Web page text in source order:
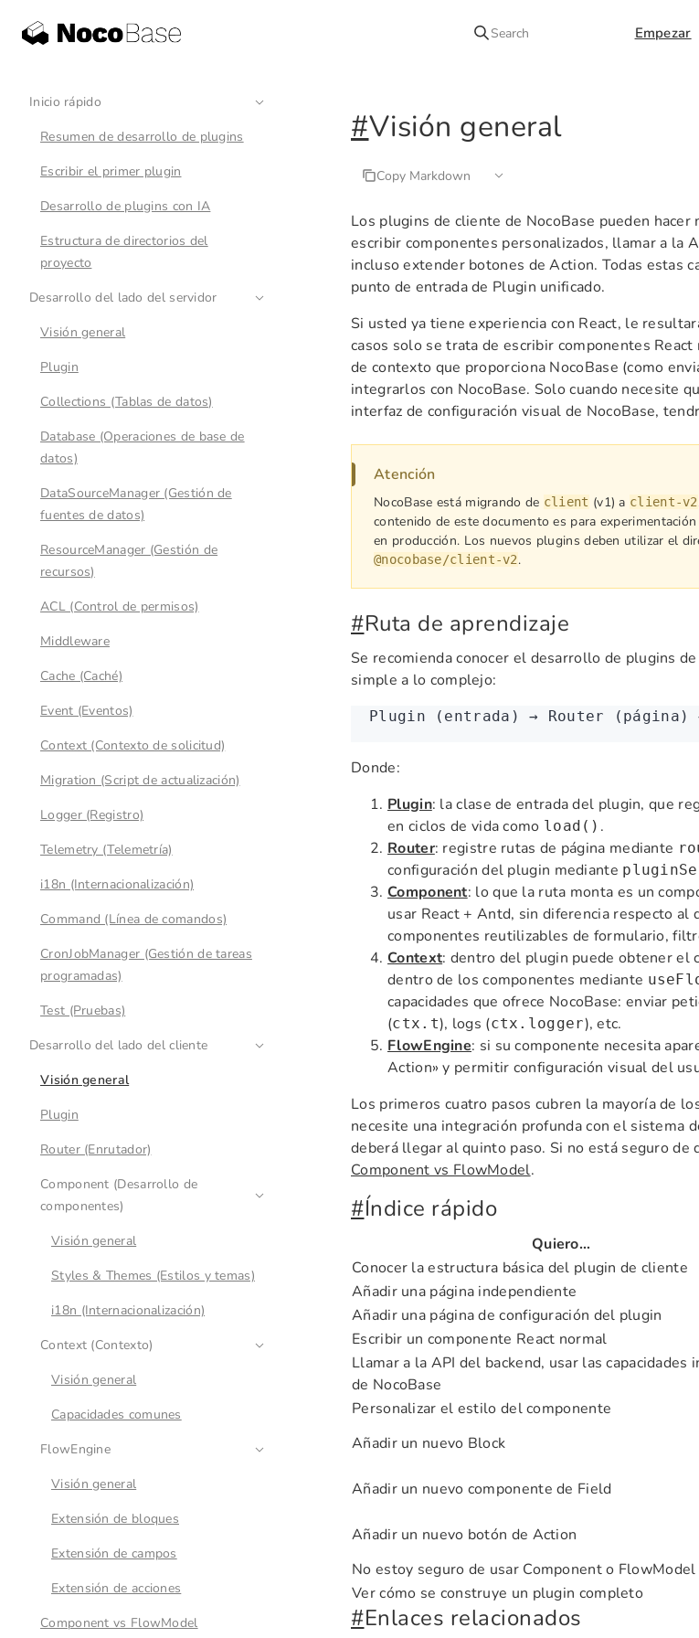
Search Empezar
Inicio rápido
Resumen de desarrollo de plugins
Escribir el primer plugin
Desarrollo de plugins con IA
Estructura de directorios del
proyecto
Desarrollo del lado del servidor
Visión general
Plugin
Collections (Tablas de datos)
Database (Operaciones de base de
datos)
DataSourceManager (Gestión de
fuentes de datos)
ResourceManager (Gestión de
recursos)
ACL (Control de permisos)
Middleware
Cache (Caché)
Event (Eventos)
Context (Contexto de solicitud)
Migration (Script de actualización)
Logger (Registro)
Telemetry (Telemetría)
i18n (Internacionalización)
Command (Línea de comandos)
CronJobManager (Gestión de tareas
programadas)
Test (Pruebas)
Desarrollo del lado del cliente
Visión general
Plugin
Router (Enrutador)
Component (Desarrollo de
componentes)
Visión general
Styles & Themes (Estilos y temas)
i18n (Internacionalización)
Context (Contexto)
Visión general
Capacidades comunes
FlowEngine
Visión general
Extensión de bloques
Extensión de campos
Extensión de acciones
Component vs FlowModel
#Visión general
Copy Markdown
Los plugins de cliente de NocoBase pueden hacer
escribir componentes personalizados, llamar a la
incluso extender botones de Action. Todas estas
punto de entrada de Plugin unificado.
Si usted ya tiene experiencia con React, le
casos solo se trata de escribir componentes
de contexto que proporciona NocoBase (como
integrarlos con NocoBase. Solo cuando necesite
interfaz de configuración visual de NocoBase,
Atención
NocoBase está migrando de client (v1) a client-v2
contenido de este documento es para
en producción. Los nuevos plugins deben utilizar el
@nocobase/client-v2.
#Ruta de aprendizaje
Se recomienda conocer el desarrollo de plugins
simple a lo complejo:
Plugin (entrada) → Router (página)
Donde:
Plugin: la clase de entrada del plugin, que
en ciclos de vida como load() .
Router: registre rutas de página mediante
configuración del plugin mediante
Component: lo que la ruta monta es un
usar React + Antd, sin diferencia respecto
componentes reutilizables de formulario,
Context: dentro del plugin puede obtener el
dentro de los componentes mediante
capacidades que ofrece NocoBase: enviar
(ctx.t), logs (ctx.logger), etc.
FlowEngine: si su componente necesita
Action» y permitir configuración visual del
Los primeros cuatro pasos cubren la mayoría de
necesite una integración profunda con el sistema
deberá llegar al quinto paso. Si no está seguro
Component vs FlowModel.
#Índice rápido
Quiero…
Conocer la estructura básica del plugin de cliente
Añadir una página independiente
Añadir una página de configuración del plugin
Escribir un componente React normal
Llamar a la API del backend, usar las capacidades
de NocoBase
Personalizar el estilo del componente
Añadir un nuevo Block
Añadir un nuevo componente de Field
Añadir un nuevo botón de Action
No estoy seguro de usar Component o FlowModel
Ver cómo se construye un plugin completo
#Enlaces relacionados